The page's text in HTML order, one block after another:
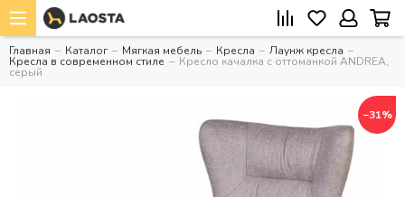
Главная Каталог Мягкая мебель Кресла Лаунж кресла
Кресла в современном стиле Кресло качалка с оттоманкой ANDREA,
серый
−31%